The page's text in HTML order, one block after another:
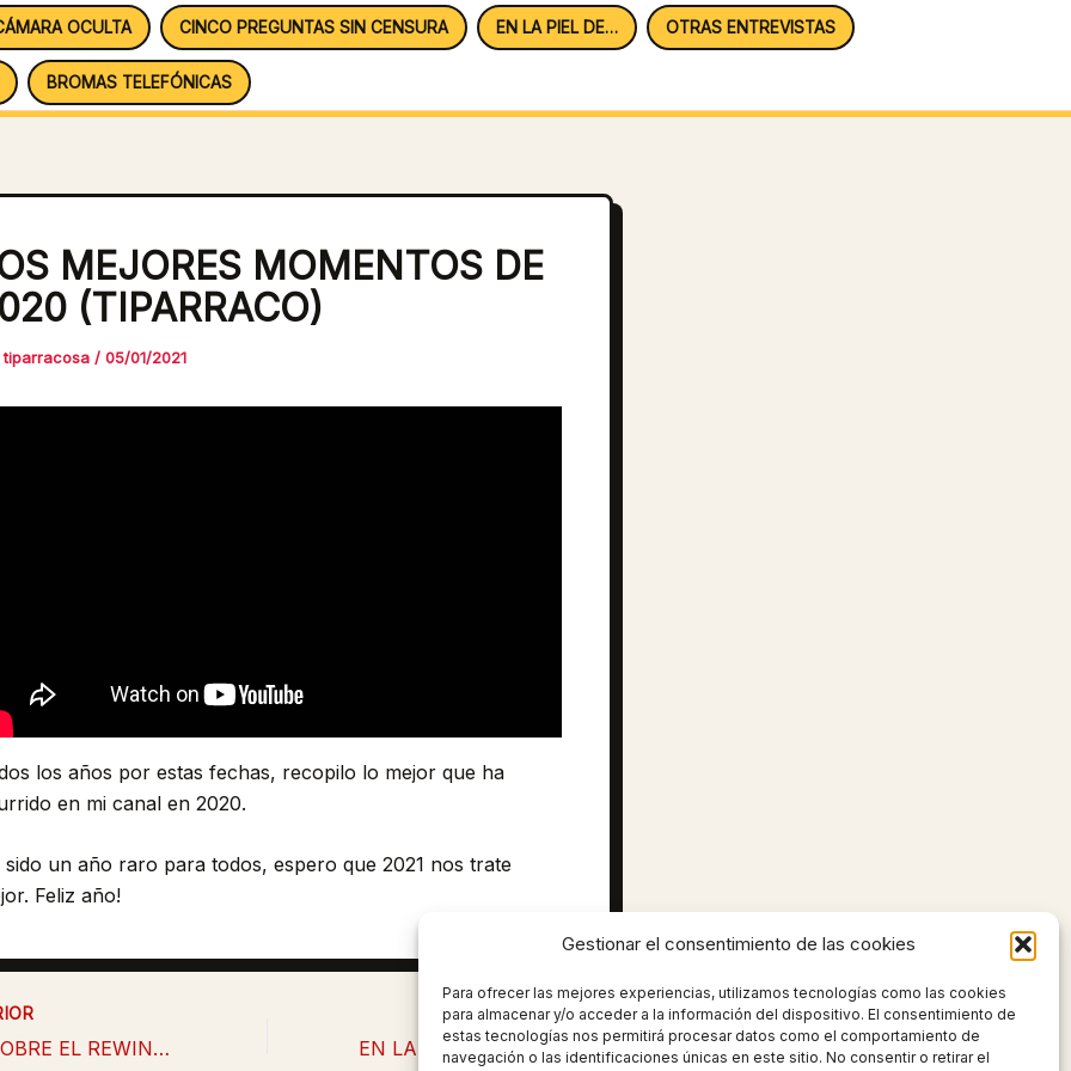
Gestionar el consentimiento de las cookies
Para ofrecer las mejores experiencias, utilizamos tecnologías como las cookies
para almacenar y/o acceder a la información del dispositivo. El consentimiento de
estas tecnologías nos permitirá procesar datos como el comportamiento de
navegación o las identificaciones únicas en este sitio. No consentir o retirar el
OCULTA CINCO PREGUNTAS SIN CENSURA EN LA PIEL DE… OTRAS ENTREVISTAS
BROMAS TELEFÓNICAS
MEJORES MOMENTOS DE
(TIPARRACO)
tiparracosa / 05/01/2021
los años por estas fechas, recopilo lo mejor que ha
en mi canal en 2020.
sido un año raro para todos, espero que 2021 nos trate
Feliz año!
TODO SOBRE EL REWIND HISPANO 2020 con Alecmolon
SIGUIENTE
EN LA PIEL DE UN ARTISTA CALLEJERO